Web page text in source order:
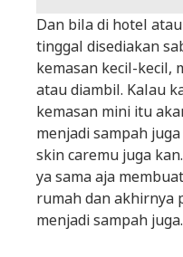
Dan bila di hotel
tinggal disediakan
kemasan kecil-kecil,
atau diambil. Kalau
kemasan mini itu
menjadi sampah
skin caremu juga
ya sama aja membuat
rumah dan akhirnya
menjadi sampah juga.